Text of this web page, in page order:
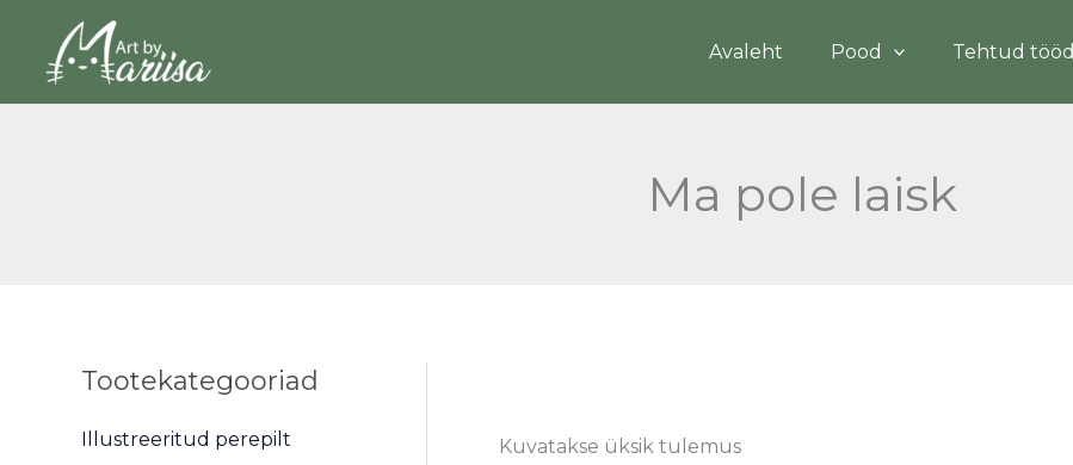
content
Avaleht Pood Tehtud tööd
Ma pole laisk
Tootekategooriad
Illustreeritud perepilt Kuvatakse üksik tulemus